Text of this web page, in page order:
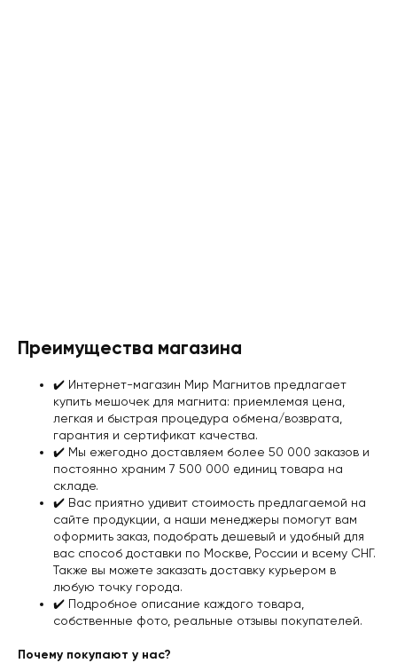
Преимущества магазина
✔️️ Интернет-магазин Мир Магнитов предлагает
купить мешочек для магнита: приемлемая цена,
легкая и быстрая процедура обмена/возврата,
гарантия и сертификат качества.
✔️️ Мы ежегодно доставляем более 50 000 заказов и
постоянно храним 7 500 000 единиц товара на
складе.
✔️️ Вас приятно удивит стоимость предлагаемой на
сайте продукции, а наши менеджеры помогут вам
оформить заказ, подобрать дешевый и удобный для
вас способ доставки по Москве, России и всему СНГ.
Также вы можете заказать доставку курьером в
любую точку города.
✔️️ Подробное описание каждого товара,
собственные фото, реальные отзывы покупателей.
Почему покупают у нас?